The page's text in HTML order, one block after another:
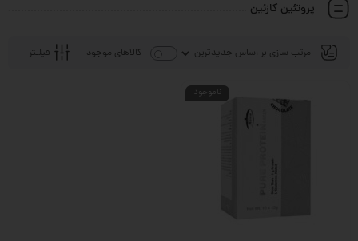
پروتئین کازئین
فیلـتر کالاهای موجود
ناموجود